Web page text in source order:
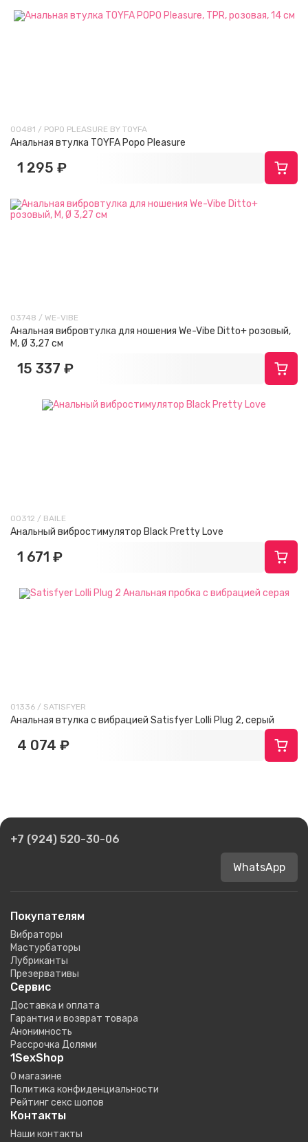
00481 / POPO PLEASURE BY TOYFA
Анальная втулка TOYFA Popo Pleasure
1 295 ₽
03748 / WE-VIBE
Анальная вибровтулка для ношения We-Vibe Ditto+ розовый,
M, Ø 3,27 см
15 337 ₽
00312 / BAILE
Анальный вибростимулятор Black Pretty Love
1 671 ₽
01336 / SATISFYER
Анальная втулка с вибрацией Satisfyer Lolli Plug 2, серый
4 074 ₽
+7 (924) 520-30-06
WhatsApp
Покупателям
Вибраторы
Мастурбаторы
Лубриканты
Презервативы
Сервис
Доставка и оплата
Гарантия и возврат товара
Анонимность
Рассрочка Долями
1SexShop
О магазине
Политика конфиденциальности
Рейтинг секс шопов
Контакты
Наши контакты